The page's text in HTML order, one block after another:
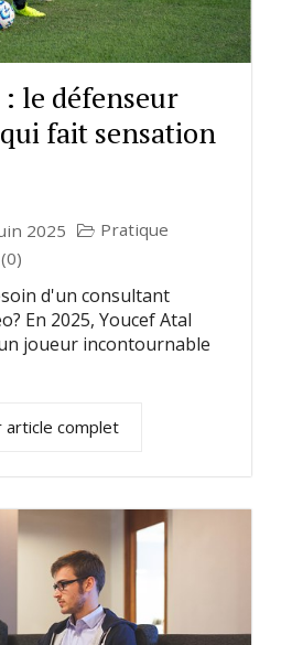
le défenseur
fait sensation
2025
Pratique
(0)
d'un consultant
En 2025, Youcef Atal
joueur incontournable
article complet